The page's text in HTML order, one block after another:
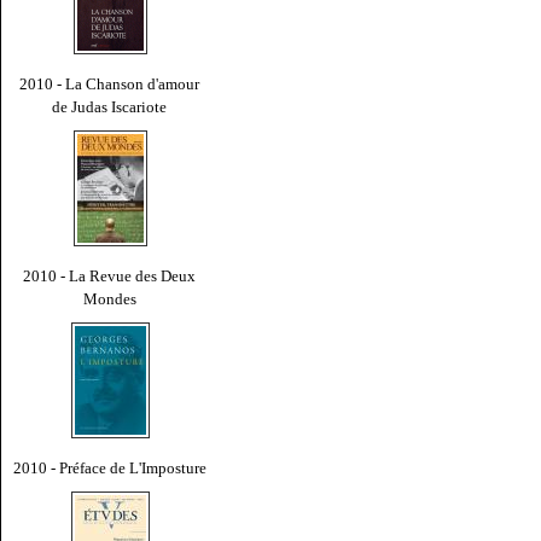
2010 - La Chanson d'amour
de Judas Iscariote
2010 - La Revue des Deux
Mondes
2010 - Préface de L'Imposture